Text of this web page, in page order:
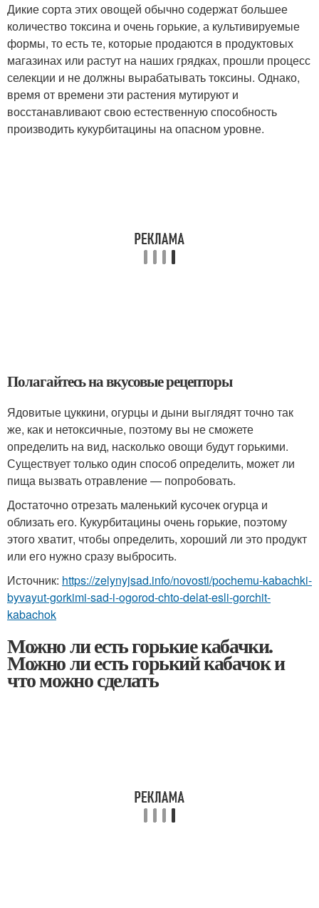
Дикие сорта этих овощей обычно содержат большее
количество токсина и очень горькие, а культивируемые
формы, то есть те, которые продаются в продуктовых
магазинах или растут на наших грядках, прошли процесс
селекции и не должны вырабатывать токсины. Однако,
время от времени эти растения мутируют и
восстанавливают свою естественную способность
производить кукурбитацины на опасном уровне.
Полагайтесь на вкусовые рецепторы
Ядовитые цуккини, огурцы и дыни выглядят точно так
же, как и нетоксичные, поэтому вы не сможете
определить на вид, насколько овощи будут горькими.
Существует только один способ определить, может ли
пища вызвать отравление — попробовать.
Достаточно отрезать маленький кусочек огурца и
облизать его. Кукурбитацины очень горькие, поэтому
этого хватит, чтобы определить, хороший ли это продукт
или его нужно сразу выбросить.
Источник: https://zelynyjsad.info/novosti/pochemu-kabachki-
byvayut-gorkimi-sad-i-ogorod-chto-delat-esli-gorchit-
kabachok
Можно ли есть горькие кабачки.
Можно ли есть горький кабачок и
что можно сделать